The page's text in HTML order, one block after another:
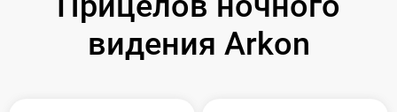
видения Arkon